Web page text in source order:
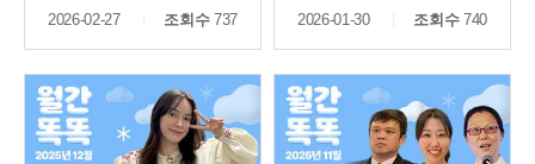
2026-02-27 조회수737 2026-01-30 조회수740